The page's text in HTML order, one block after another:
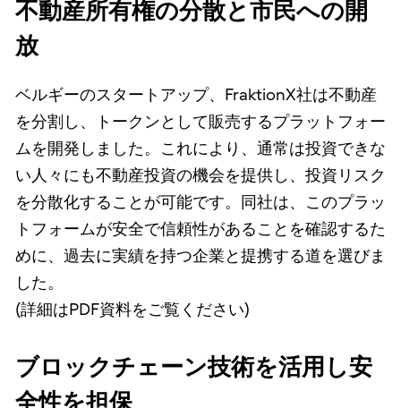
不動産所有権の分散と市民への開
放
ベルギーのスタートアップ、FraktionX社は不動産
を分割し、トークンとして販売するプラットフォー
ムを開発しました。これにより、通常は投資できな
い人々にも不動産投資の機会を提供し、投資リスク
を分散化することが可能です。同社は、このプラッ
トフォームが安全で信頼性があることを確認するた
めに、過去に実績を持つ企業と提携する道を選びま
した。
(詳細はPDF資料をご覧ください)
ブロックチェーン技術を活用し安
全性を担保